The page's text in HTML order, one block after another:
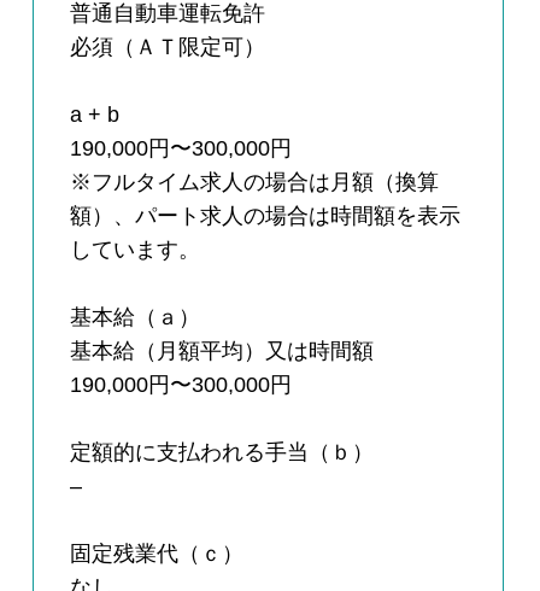
普通自動車運転免許
必須（ＡＴ限定可）
a + b
190,000円〜300,000円
※フルタイム求人の場合は月額（換算
額）、パート求人の場合は時間額を表示
しています。
基本給（ａ）
基本給（月額平均）又は時間額
190,000円〜300,000円
定額的に支払われる手当（ｂ）
–
固定残業代（ｃ）